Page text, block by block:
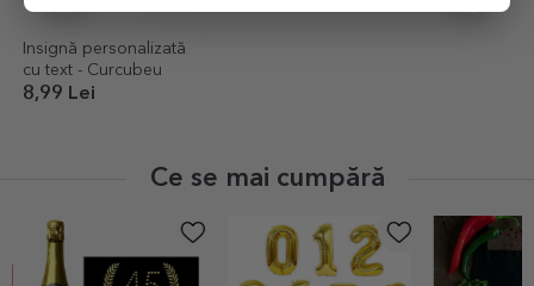
Insignă personalizată
cu text - Curcubeu
8,99 Lei
Ce se mai cumpără